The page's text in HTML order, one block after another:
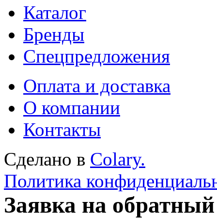
Каталог
Бренды
Спецпредложения
Оплата и доставка
О компании
Контакты
Сделано в Colary.
Политика
Заявка на